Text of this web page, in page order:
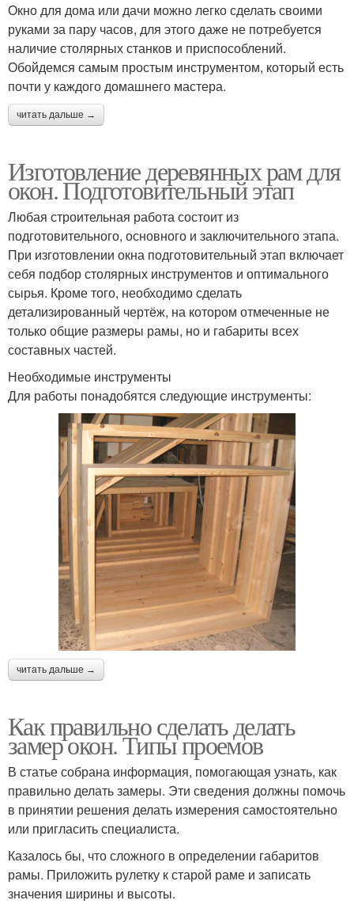
Окно для дома или дачи можно легко сделать своими
руками за пару часов, для этого даже не потребуется
наличие столярных станков и приспособлений.
Обойдемся самым простым инструментом, который есть
почти у каждого домашнего мастера.
читать дальше →
Изготовление деревянных рам для
окон. Подготовительный этап
Любая строительная работа состоит из
подготовительного, основного и заключительного этапа.
При изготовлении окна подготовительный этап включает
себя подбор столярных инструментов и оптимального
сырья. Кроме того, необходимо сделать
детализированный чертёж, на котором отмеченные не
только общие размеры рамы, но и габариты всех
составных частей.
Необходимые инструменты
Для работы понадобятся следующие инструменты:
читать дальше →
Как правильно сделать делать
замер окон. Типы проемов
В статье собрана информация, помогающая узнать, как
правильно делать замеры. Эти сведения должны помочь
в принятии решения делать измерения самостоятельно
или пригласить специалиста.
Казалось бы, что сложного в определении габаритов
рамы. Приложить рулетку к старой раме и записать
значения ширины и высоты.